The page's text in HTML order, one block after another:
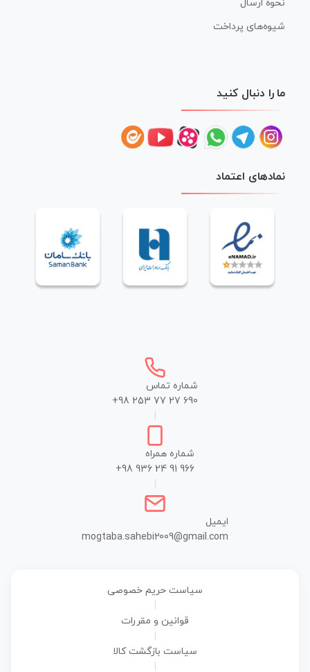
نحوه ارسال
شیوه‌های پرداخت
ما را دنبال کنید
نمادهای اعتماد
شماره تماس
+98 253 77 27 690
شماره همراه
+98 936 24 91 966
ایمیل
mogtaba.sahebi2009@gmail.com
سیاست حریم خصوصی
قوانین و مقررات
سیاست بازگشت کالا